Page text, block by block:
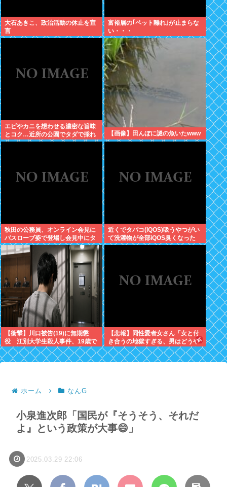
大石あきこ、政治活動の休止を宣
言
富裕層の｢ペット離れ｣が止まらな
い・・・
エビやカニを想わせる濃密な旨味
とコク…近所の公園でタダで採れ
る「今が旬」な高級食材の名前
【画像】田んぼに謎の魚いたwww
秋田の公務員、オンライン会見に
バスローブ姿で登場し会見中にタ
バコを吸う←あのさあ！
近くでタバコ(iQOS)吸うやつがい
て洗濯物が全部iQOS臭くなった
【衝撃】川口被告(19)に無期懲
役 江別大学生殺人事件、19歳で
取り返しのつかない代償を背負う
ことに
【悲報】同性愛者女さん「女と付
き合うの地獄すぎる、男はどうや
って耐えてんの？」←コレは同意
せざるおえないと話題に
ホーム なんG
小泉進次郎「国民が『そうそう、それだ
よ』という政策が大事😄」
2025.03.29 22:06